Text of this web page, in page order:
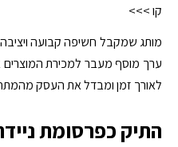
קו >>>
מותג שמקבל חשיפה קבועה
ערך מוסף מעבר למכירת
לאורך זמן ומבדל את העסק
התיק כפרסומת